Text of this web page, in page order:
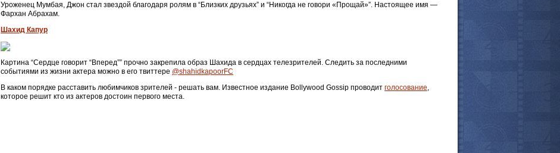
Уроженец Мумбая, Джон стал звездой благодаря ролям в “Близких друзьях” и “Никогда не говори «Прощай»”. Настоящее имя —
Фархан Абрахам.
Шахид Капур
Картина “Сердце говорит “Вперед”” прочно закрепила образ Шахида в сердцах телезрителей. Следить за последними
событиями из жизни актера можно в его твиттере @shahidkapoorFC
В каком порядке расставить любимчиков зрителей - решать вам. Известное издание Bollywood Gossip проводит голосование,
которое решит кто из актеров достоин первого места.